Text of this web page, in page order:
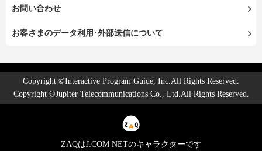
お問い合わせ
お客さまのデータ利用･外部送信について
Copyright ©Interactive Program Guide, Inc.All Rights Reserved.
Copyright ©Jupiter Telecommunications Co., Ltd.All Rights Reserved.
ZAQはJ:COM NETのキャラクターです